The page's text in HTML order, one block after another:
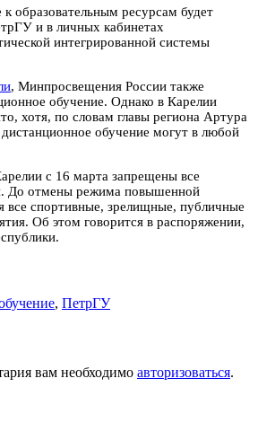
образовательным ресурсам будет
и в личных кабинетах
интегрированной системы
, Минпросвещения России также
обучение. Однако в Карелии
хотя, по словам главы региона Артура
обучение могут в любой
с 16 марта запрещены все
До отмены режима повышенной
все спортивные, зрелищные, публичные
Об этом говорится в распоряжении,
, ПетрГУ
вам необходимо авторизоваться.